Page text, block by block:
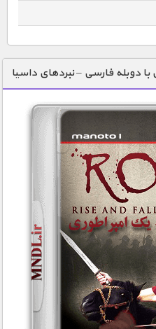
دوبله فارسی – نبردهای داسیا